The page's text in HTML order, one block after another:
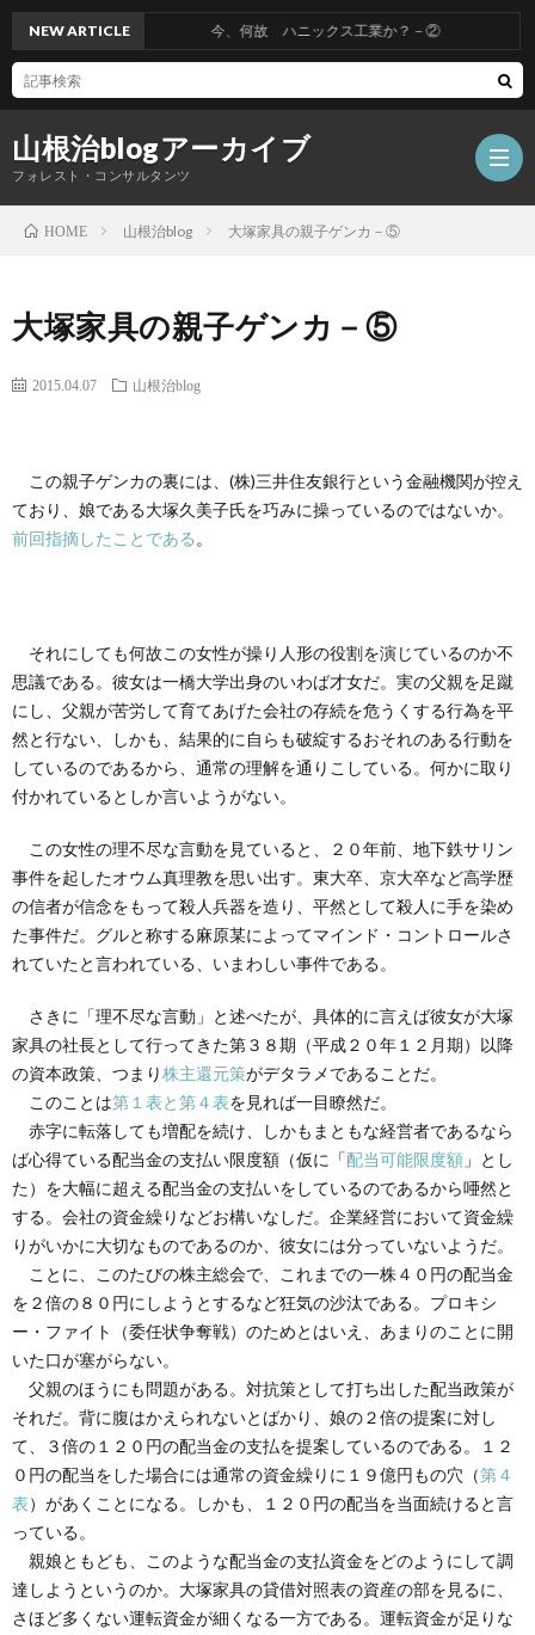
山根治blogアーカイブ
フォレスト・コンサルタンツ
を
人々
根
会
内
NEW ARTICLE 今、何故 ハニックス工業か？－②
HOME 山根治blog 大塚家具の親子ゲンカ－⑤
大塚家具の親子ゲンカ－⑤
2015.04.07 山根治blog
この親子ゲンカの裏には、(株)三井住友銀行という金融機関が控え
ており、娘である大塚久美子氏を巧みに操っているのではないか。
前回指摘したことである 。
それにしても何故この女性が操り人形の役割を演じているのか不
思議である。彼女は一橋大学出身のいわば才女だ。実の父親を足蹴
にし、父親が苦労して育てあげた会社の存続を危うくする行為を平
然と行ない、しかも、結果的に自らも破綻するおそれのある行動を
しているのであるから、通常の理解を通りこしている。何かに取り
付かれているとしか言いようがない。
この女性の理不尽な言動を見ていると、２０年前、地下鉄サリン
事件を起したオウム真理教を思い出す。東大卒、京大卒など高学歴
の信者が信念をもって殺人兵器を造り、平然として殺人に手を染め
た事件だ。グルと称する麻原某によってマインド・コントロールさ
れていたと言われている、いまわしい事件である。
さきに「理不尽な言動」と述べたが、具体的に言えば彼女が大塚
家具の社長として行ってきた第３８期（平成２０年１２月期）以降
の資本政策、つまり株主還元策がデタラメであることだ。
このことは第１表と第４表を見れば一目瞭然だ。
赤字に転落しても増配を続け、しかもまともな経営者であるなら
ば心得ている配当金の支払い限度額（仮に「配当可能限度額 」とし
た）を大幅に超える配当金の支払いをしているのであるから唖然と
する。会社の資金繰りなどお構いなしだ。企業経営において資金繰
りがいかに大切なものであるのか、彼女には分っていないようだ。
ことに、このたびの株主総会で、これまでの一株４０円の配当金
を２倍の８０円にしようとするなど狂気の沙汰である。プロキシ
ー・ファイト（委任状争奪戦）のためとはいえ、あまりのことに開
いた口が塞がらない。
父親のほうにも問題がある。対抗策として打ち出した配当政策が
それだ。背に腹はかえられないとばかり、娘の２倍の提案に対し
て、３倍の１２０円の配当金の支払を提案しているのである。１２
０円の配当をした場合には通常の資金繰りに１９億円もの穴（第４
表）があくことになる。しかも、１２０円の配当を当面続けると言
っている。
親娘ともども、このような配当金の支払資金をどのようにして調
達しようというのか。大塚家具の貸借対照表の資産の部を見るに、
さほど多くない運転資金が細くなる一方である。運転資金が足りな